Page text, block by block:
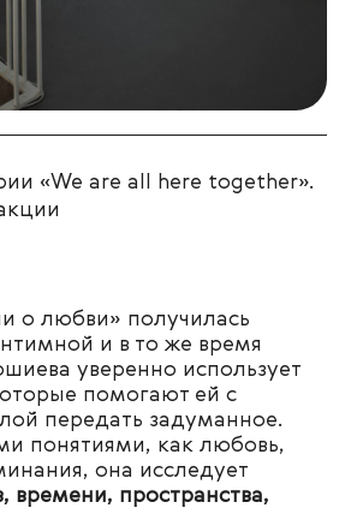
«We are all here together».
о любви» получилась
и в то же время
уверенно использует
помогают ей с
передать задуманное.
понятиями, как любовь,
она исследует
времени, пространства,